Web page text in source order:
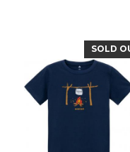
SOLD